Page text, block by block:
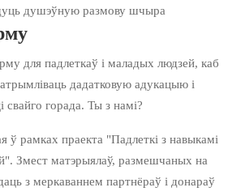
душэўную размову шчыра
для падлеткаў і маладых людзей, каб
дадатковую адукацыю і
свайго горада. Ты з намі?
ў рамках праекта "Падлеткі з навыкамі
Змест матэрыялаў, размешчаных на
з меркаваннем партнёраў і донараў